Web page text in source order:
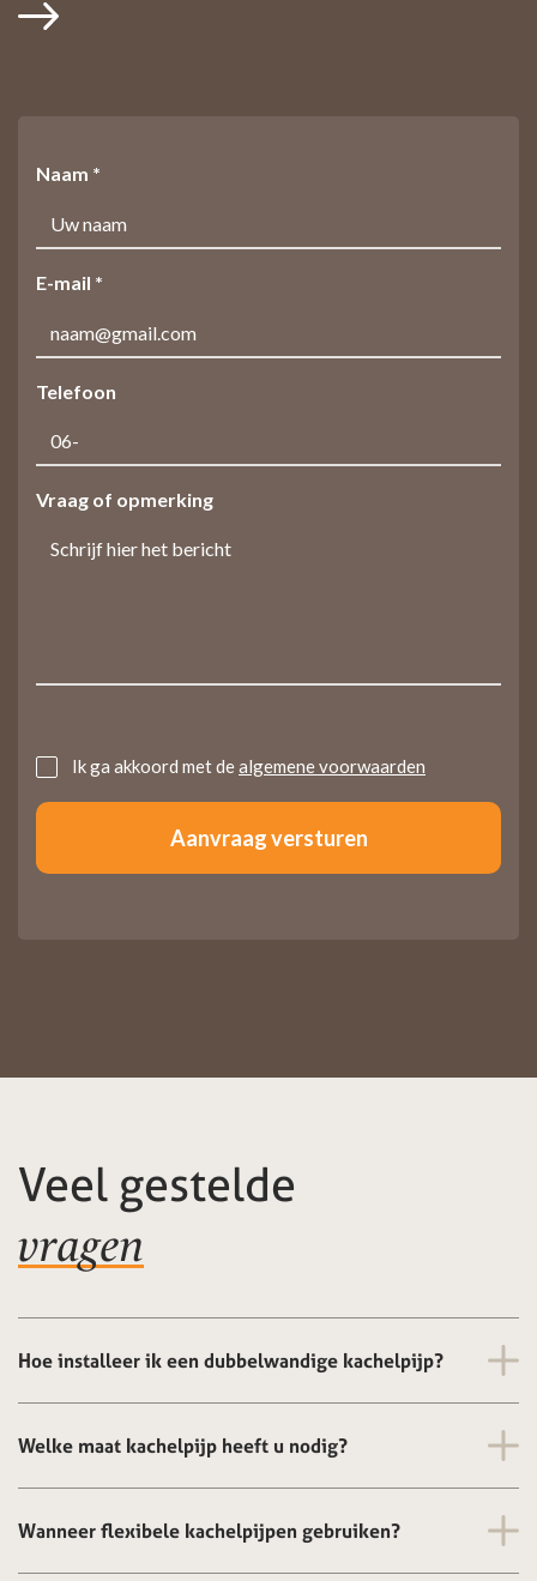
Naam *
E-mail *
Telefoon
Vraag of opmerking
UntitledIk ga akkoord met dealgemene voorwaarden
Veel gestelde
vragen
Hoe installeer ik een dubbelwandige kachelpijp?
Welke maat kachelpijp heeft u nodig?
Wanneer flexibele kachelpijpen gebruiken?